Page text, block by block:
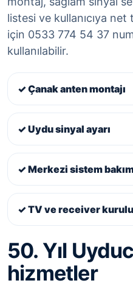
listesi ve kullanıcıya net
için 0533 774 54 37
kullanılabilir.
✓ Çanak anten montajı
✓ Uydu sinyal ayarı
✓ Merkezi sistem
✓ TV ve receiver
50. Yıl
hizmetler